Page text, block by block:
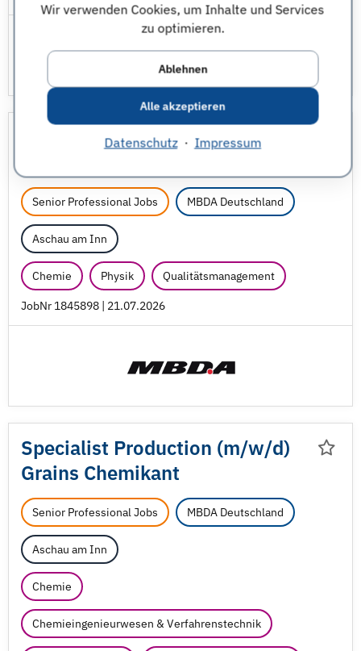
Wir verwenden Cookies, um Inhalte und Services
zu optimieren.
Ablehnen
Alle akzeptieren
Datenschutz· Impressum
Manufacturing Inspector (w/
Senior Professional Jobs MBDA Deutschland
Aschau am Inn
Chemie Physik Qualitätsmanagement
JobNr 1845898 | 21.07.2026
Specialist Production (m/w/d)
Grains Chemikant
Senior Professional Jobs MBDA Deutschland
Aschau am Inn
Chemie
Chemieingenieurwesen & Verfahrenstechnik